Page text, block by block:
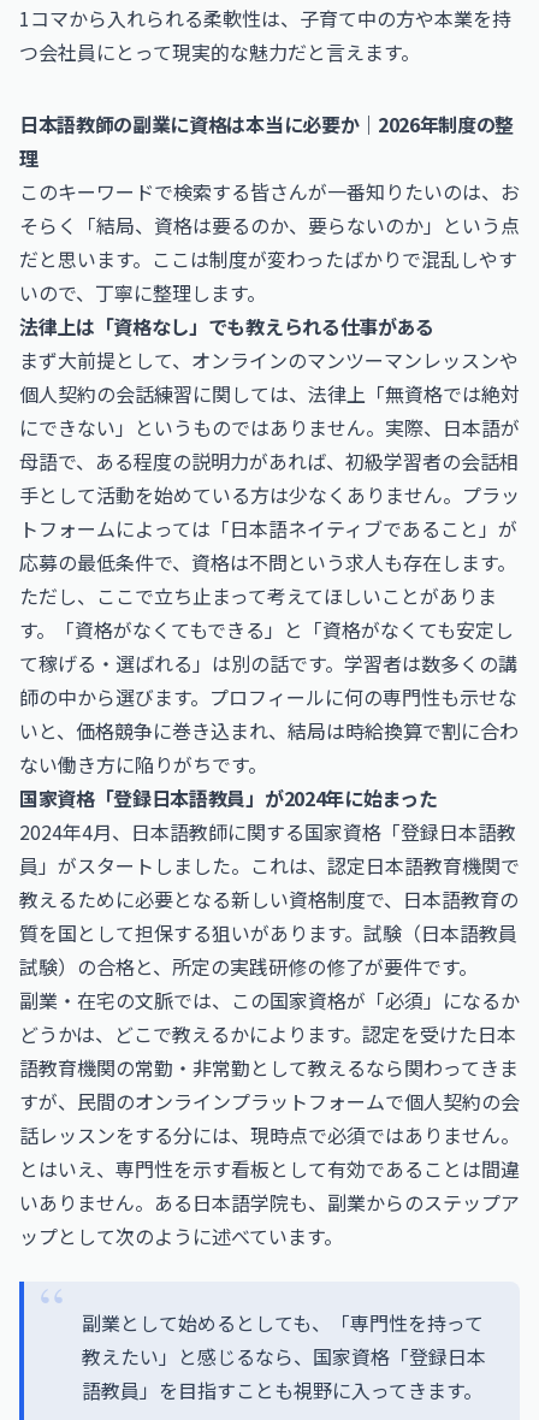
1コマから入れられる柔軟性は、子育て中の方や本業を持
つ会社員にとって現実的な魅力だと言えます。
日本語教師の副業に資格は本当に必要か｜2026年制度の整
理
このキーワードで検索する皆さんが一番知りたいのは、お
そらく「結局、資格は要るのか、要らないのか」という点
だと思います。ここは制度が変わったばかりで混乱しやす
いので、丁寧に整理します。
法律上は「資格なし」でも教えられる仕事がある
まず大前提として、オンラインのマンツーマンレッスンや
個人契約の会話練習に関しては、法律上「無資格では絶対
にできない」というものではありません。実際、日本語が
母語で、ある程度の説明力があれば、初級学習者の会話相
手として活動を始めている方は少なくありません。プラッ
トフォームによっては「日本語ネイティブであること」が
応募の最低条件で、資格は不問という求人も存在します。
ただし、ここで立ち止まって考えてほしいことがありま
す。「資格がなくてもできる」と「資格がなくても安定し
て稼げる・選ばれる」は別の話です。学習者は数多くの講
師の中から選びます。プロフィールに何の専門性も示せな
いと、価格競争に巻き込まれ、結局は時給換算で割に合わ
ない働き方に陥りがちです。
国家資格「登録日本語教員」が2024年に始まった
2024年4月、日本語教師に関する国家資格「登録日本語教
員」がスタートしました。これは、認定日本語教育機関で
教えるために必要となる新しい資格制度で、日本語教育の
質を国として担保する狙いがあります。試験（日本語教員
試験）の合格と、所定の実践研修の修了が要件です。
副業・在宅の文脈では、この国家資格が「必須」になるか
どうかは、どこで教えるかによります。認定を受けた日本
語教育機関の常勤・非常勤として教えるなら関わってきま
すが、民間のオンラインプラットフォームで個人契約の会
話レッスンをする分には、現時点で必須ではありません。
とはいえ、専門性を示す看板として有効であることは間違
いありません。ある日本語学院も、副業からのステップア
ップとして次のように述べています。
副業として始めるとしても、「専門性を持って
教えたい」と感じるなら、国家資格「登録日本
語教員」を目指すことも視野に入ってきます。